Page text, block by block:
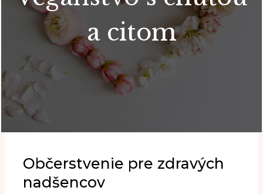
a citom
Občerstvenie pre zdravých
nadšencov